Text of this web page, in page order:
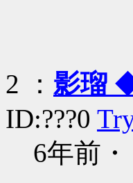
2 ： 影瑠
ID:???0
6年前